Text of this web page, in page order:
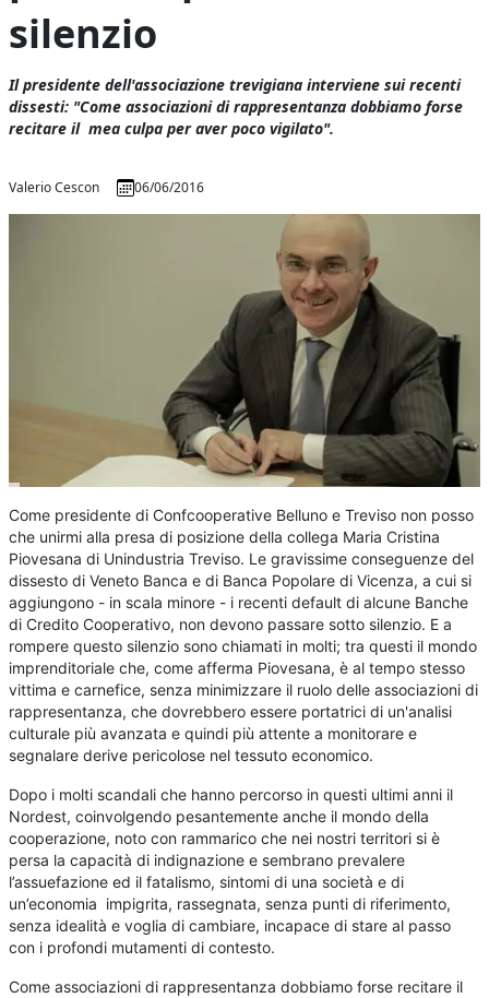
silenzio
Il presidente dell'associazione trevigiana interviene sui recenti
dissesti: "Come associazioni di rappresentanza dobbiamo forse
recitare il mea culpa per aver poco vigilato".
Valerio Cescon 06/06/2016
Come presidente di Confcooperative Belluno e Treviso non posso
che unirmi alla presa di posizione della collega Maria Cristina
Piovesana di Unindustria Treviso. Le gravissime conseguenze del
dissesto di Veneto Banca e di Banca Popolare di Vicenza, a cui si
aggiungono - in scala minore - i recenti default di alcune Banche
di Credito Cooperativo, non devono passare sotto silenzio. E a
rompere questo silenzio sono chiamati in molti; tra questi il mondo
imprenditoriale che, come afferma Piovesana, è al tempo stesso
vittima e carnefice, senza minimizzare il ruolo delle associazioni di
rappresentanza, che dovrebbero essere portatrici di un'analisi
culturale più avanzata e quindi più attente a monitorare e
segnalare derive pericolose nel tessuto economico.
Dopo i molti scandali che hanno percorso in questi ultimi anni il
Nordest, coinvolgendo pesantemente anche il mondo della
cooperazione, noto con rammarico che nei nostri territori si è
persa la capacità di indignazione e sembrano prevalere
l’assuefazione ed il fatalismo, sintomi di una società e di
un’economia impigrita, rassegnata, senza punti di riferimento,
senza idealità e voglia di cambiare, incapace di stare al passo
con i profondi mutamenti di contesto.
Come associazioni di rappresentanza dobbiamo forse recitare il